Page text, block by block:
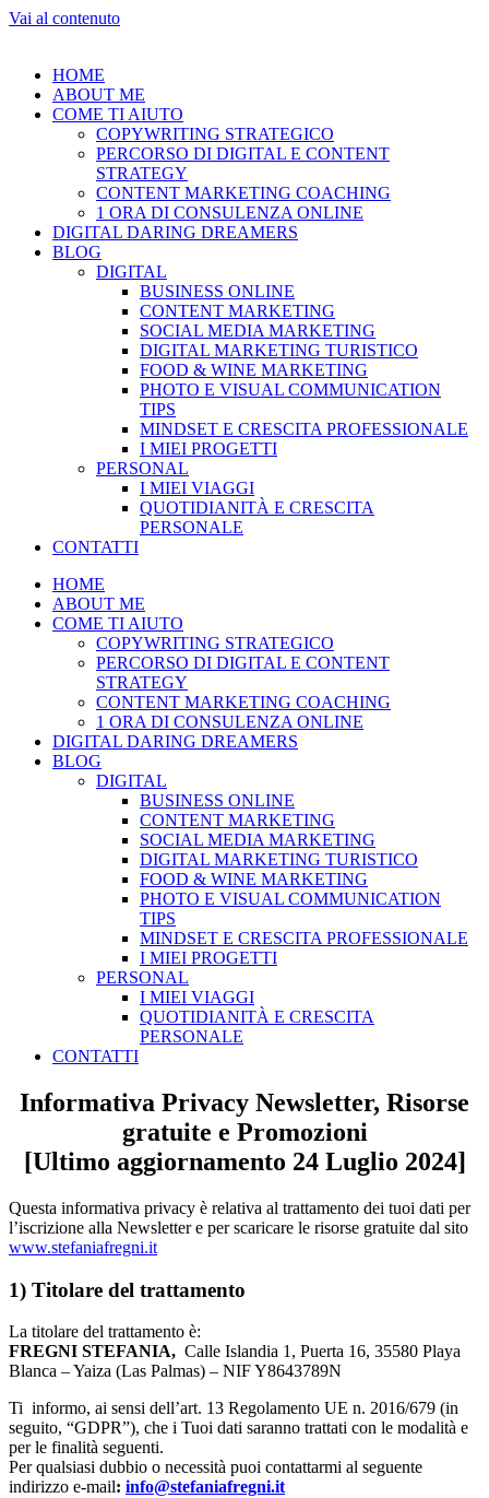
Vai al contenuto
HOME
ABOUT ME
COME TI AIUTO
COPYWRITING STRATEGICO
PERCORSO DI DIGITAL E CONTENT
STRATEGY
CONTENT MARKETING COACHING
1 ORA DI CONSULENZA ONLINE
DIGITAL DARING DREAMERS
BLOG
DIGITAL
BUSINESS ONLINE
CONTENT MARKETING
SOCIAL MEDIA MARKETING
DIGITAL MARKETING TURISTICO
FOOD & WINE MARKETING
PHOTO E VISUAL COMMUNICATION
TIPS
MINDSET E CRESCITA PROFESSIONALE
I MIEI PROGETTI
PERSONAL
I MIEI VIAGGI
QUOTIDIANITÀ E CRESCITA
PERSONALE
CONTATTI
HOME
ABOUT ME
COME TI AIUTO
COPYWRITING STRATEGICO
PERCORSO DI DIGITAL E CONTENT
STRATEGY
CONTENT MARKETING COACHING
1 ORA DI CONSULENZA ONLINE
DIGITAL DARING DREAMERS
BLOG
DIGITAL
BUSINESS ONLINE
CONTENT MARKETING
SOCIAL MEDIA MARKETING
DIGITAL MARKETING TURISTICO
FOOD & WINE MARKETING
PHOTO E VISUAL COMMUNICATION
TIPS
MINDSET E CRESCITA PROFESSIONALE
I MIEI PROGETTI
PERSONAL
I MIEI VIAGGI
QUOTIDIANITÀ E CRESCITA
PERSONALE
CONTATTI
Informativa Privacy Newsletter, Risorse
gratuite e Promozioni
[Ultimo aggiornamento 24 Luglio 2024]
Questa informativa privacy è relativa al trattamento dei tuoi dati per
l’iscrizione alla Newsletter e per scaricare le risorse gratuite dal sito
www.stefaniafregni.it
1) Titolare del trattamento
La titolare del trattamento è:
FREGNI STEFANIA, Calle Islandia 1, Puerta 16, 35580 Playa
Blanca – Yaiza (Las Palmas) – NIF Y8643789N
Ti informo, ai sensi dell’art. 13 Regolamento UE n. 2016/679 (in
seguito, “GDPR”), che i Tuoi dati saranno trattati con le modalità e
per le finalità seguenti.
Per qualsiasi dubbio o necessità puoi contattarmi al seguente
indirizzo e-mail: info@stefaniafregni.it